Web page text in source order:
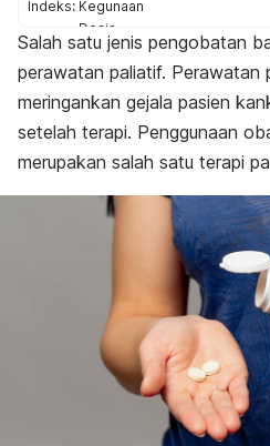
Indeks: Kegunaan
Dosis
Aturan pakai
Efek samping
Peringatan dan perhatian
Efek pada ibu hamil dan
Interaksi obat
Salah satu jenis pengobatan
perawatan paliatif. Perawatan
meringankan gejala pasien
setelah terapi. Penggunaan
merupakan salah satu terapi